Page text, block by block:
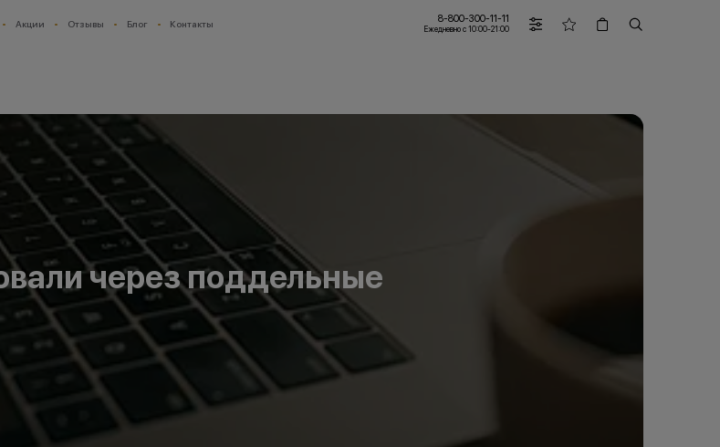
Акции Отзывы Блог Контакты 8-800-300-11-11
Ежедневно с 10:00-21:00
через поддельные